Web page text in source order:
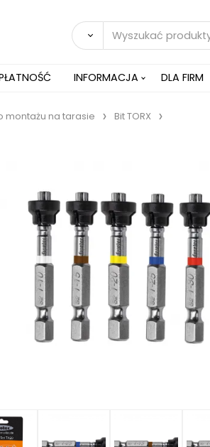
INFORMACJA DLA FIRM
montażu na tarasie Bit TORX